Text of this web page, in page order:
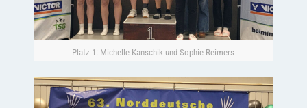
Platz 1: Michelle Kanschik und Sophie Reimers